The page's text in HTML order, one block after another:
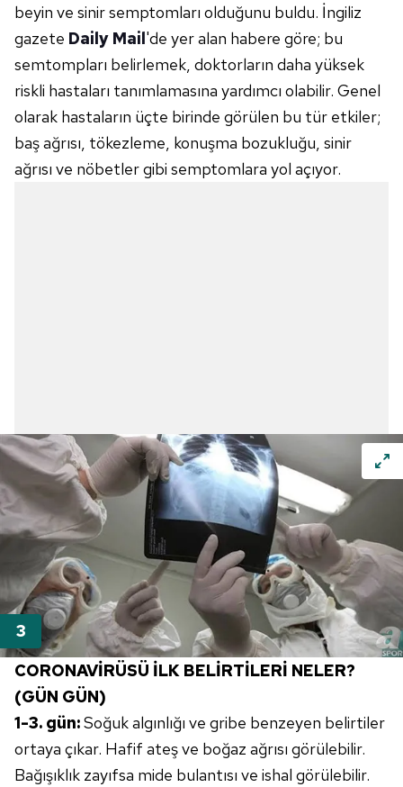
beyin ve sinir semptomları olduğunu buldu. İngiliz
gazete Daily Mail'de yer alan habere göre; bu
semtompları belirlemek, doktorların daha yüksek
riskli hastaları tanımlamasına yardımcı olabilir. Genel
olarak hastaların üçte birinde görülen bu tür etkiler;
baş ağrısı, tökezleme, konuşma bozukluğu, sinir
ağrısı ve nöbetler gibi semptomlara yol açıyor.
CORONAVİRÜSÜ İLK BELİRTİLERİ NELER?
(GÜN GÜN)
1-3. gün:Soğuk algınlığı ve gribe benzeyen belirtiler
ortaya çıkar. Hafif ateş ve boğaz ağrısı görülebilir.
Bağışıklık zayıfsa mide bulantısı ve ishal görülebilir.